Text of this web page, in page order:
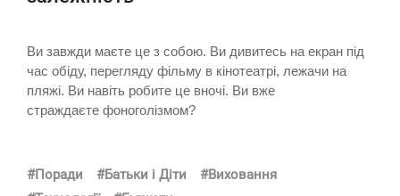
Ви завжди маєте це з собою. Ви дивитесь на екран під
час обіду, перегляду фільму в кінотеатрі, лежачи на
пляжі. Ви навіть робите це вночі. Ви вже
страждаєте фоноголізмом?
#Поради #Батьки і Діти
#Виховання